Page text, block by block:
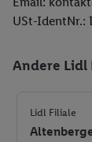
USt-IdentNr.:
Andere Lidl
Lidl Filiale